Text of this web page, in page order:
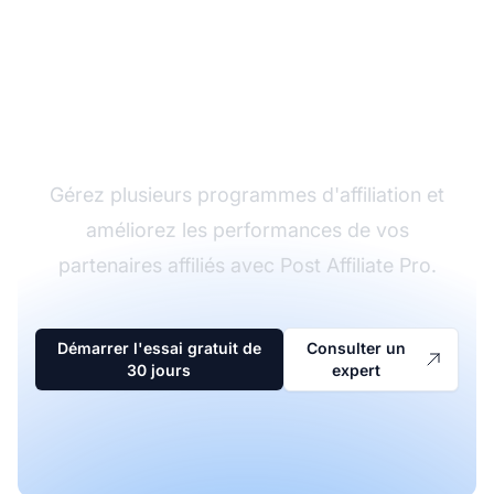
Gérez plusieurs programmes d'affiliation et
améliorez les performances de vos
partenaires affiliés avec Post Affiliate Pro.
Démarrer l'essai gratuit de
30 jours
Consulter un
expert